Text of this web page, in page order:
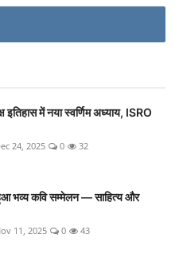
इतिहास में नया स्वर्णिम अध्याय, ISRO
24, 2025 0 32
हुआ भव्य कवि सम्मेलन — साहित्य और
11, 2025 0 43